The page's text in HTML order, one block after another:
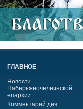
ГЛАВНОЕ
Новости
Набережночелнинской
епархии
Комментарий дня